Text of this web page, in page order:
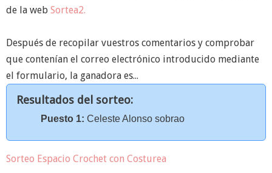
de la web Sortea2.
Después de recopilar vuestros comentarios y comprobar
que contenían el correo electrónico introducido mediante
el formulario, la ganadora es...
Resultados del sorteo:
Puesto 1: Celeste Alonso sobrao
Sorteo Espacio Crochet con Costurea